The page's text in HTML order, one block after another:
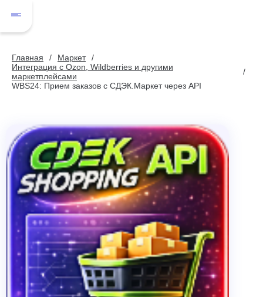
Главная
Маркет
Интеграция с Ozon, Wildberries и другими
маркетплейсами
WBS24: Прием заказов с СДЭК.Маркет через API